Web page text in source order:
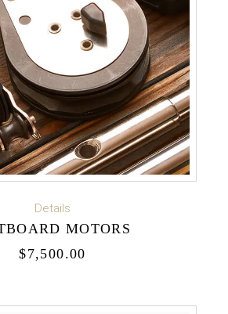
ADD TO CART
Details
MOTORS
$7,500.00